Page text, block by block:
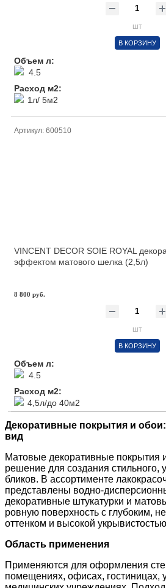
шт
В КОРЗИНУ
Объем л:
4.5
Расход м2:
1л/ 5м2
Артикул: 600510
VINCENT DECOR SOIE ROYAL
эффектом матового шелка (2,5л)
8 800 руб.
шт
В КОРЗИНУ
Объем л:
4.5
Расход м2:
4,5л/до 40м2
Декоративные покрытия и
вид
Матовые декоративные покрытия
решение для создания стильного,
бликов. В ассортименте
представлены водно-
декоративные штукатурки и
ровную поверхность с глубоким,
оттенком и высокой
Область применения
Применяются для оформления
помещениях, офисах, гостиницах,